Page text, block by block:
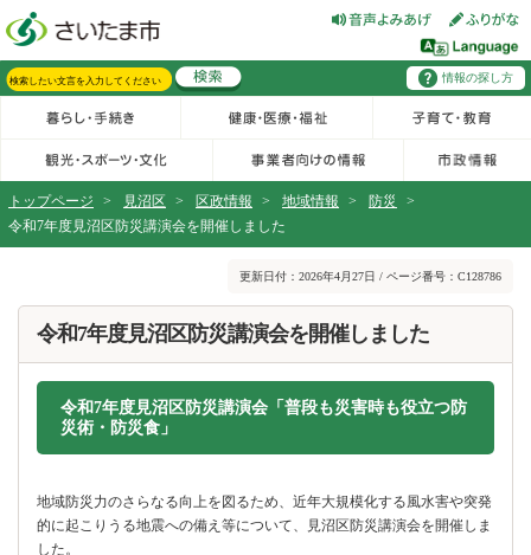
情報の探し方
トップページ > 見沼区 > 区政情報 > 地域情報 > 防災
>
令和7年度見沼区防災講演会を開催しました
更新日付：2026年4月27日 / ページ番号：C128786
令和7年度見沼区防災講演会を開催しました
令和7年度見沼区防災講演会「普段も災害時も役立つ防
災術・防災食」
地域防災力のさらなる向上を図るため、近年大規模化する風水害や突発
的に起こりうる地震への備え等について、見沼区防災講演会を開催しま
した。